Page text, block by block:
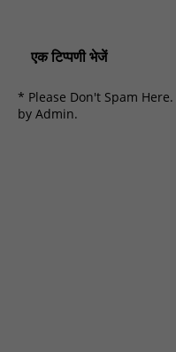
एक टिप्पणी भेजें
* Please Don't Spam
by Admin.